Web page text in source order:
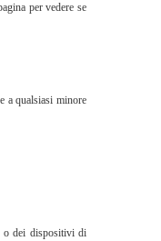
per vedere se
a qualsiasi minore
o dei dispositivi di